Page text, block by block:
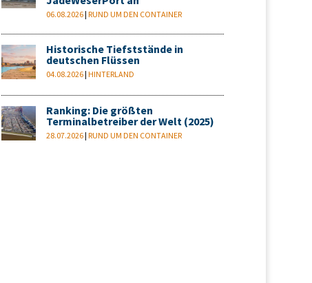
06.08.2026 |RUND UM DEN CONTAINER
Historische Tiefststände in
deutschen Flüssen
04.08.2026 |HINTERLAND
Ranking: Die größten
Terminalbetreiber der Welt (2025)
28.07.2026 |RUND UM DEN CONTAINER